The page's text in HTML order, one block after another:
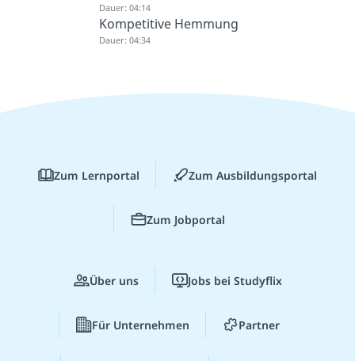
Dauer: 04:14
Kompetitive Hemmung
Dauer: 04:34
Zum Lernportal Zum Ausbildungsportal
Zum Jobportal
Über uns Jobs bei Studyflix
Für Unternehmen Partner